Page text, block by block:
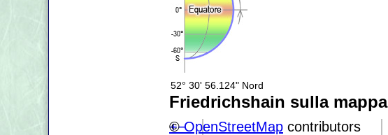
52° 30' 56.124" Nord
Friedrichshain sulla mappa
+−
©OpenStreetMap contributors